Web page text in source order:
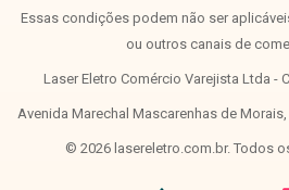
Essas condições podem não ser
ou outros canais de
Laser Eletro Comércio Varejista Ltda -
Avenida Marechal Mascarenhas de
© 2026 lasereletro.com.br. Todos